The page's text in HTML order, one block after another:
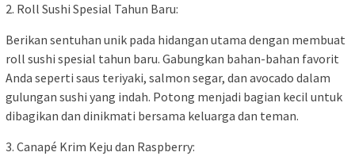
2. Roll Sushi Spesial Tahun Baru:
Berikan sentuhan unik pada hidangan utama dengan membuat
roll sushi spesial tahun baru. Gabungkan bahan-bahan favorit
Anda seperti saus teriyaki, salmon segar, dan avocado dalam
gulungan sushi yang indah. Potong menjadi bagian kecil untuk
dibagikan dan dinikmati bersama keluarga dan teman.
3. Canapé Krim Keju dan Raspberry: